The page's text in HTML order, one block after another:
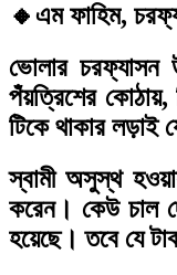
🔸এম ফাহিম,
ভোলার চরফ্যাসন
পঁয়ত্রিশের
টিকে থাকার লড়াই
স্বামী অসুস্থ
করেন। কেউ চাল
হয়েছে। তবে যে